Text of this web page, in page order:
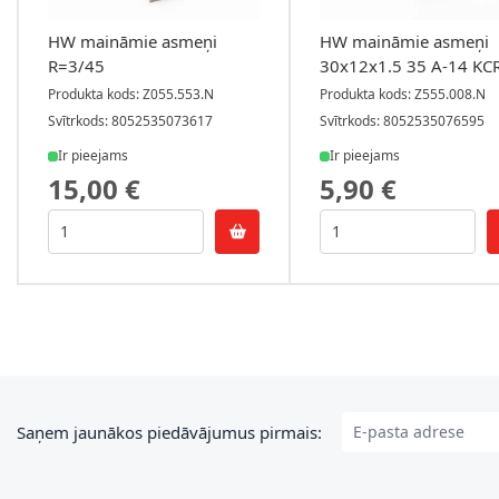
HW maināmie asmeņi
R=3/45
Produkta kods: Z055.553.N
Svītrkods: 8052535073617
Ir pieejams
15,00 €
HW maināmie asmeņi
30x12x1.5 35 A-14
Produkta kods: Z555.008.N
Svītrkods: 8052535076595
Ir pieejams
5,90 €
E-pasta adrese
Saņem jaunākos piedāvājumus pirmais: